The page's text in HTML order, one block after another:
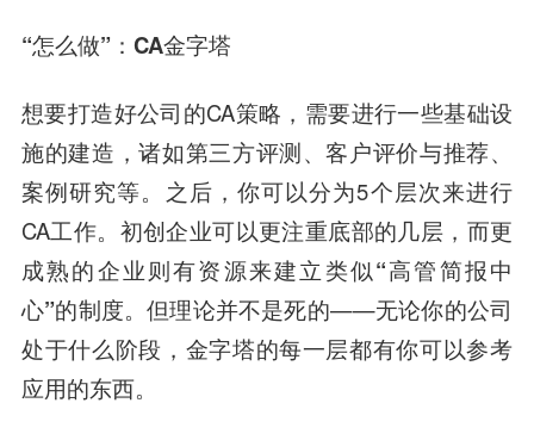
“怎么做”：CA金字塔
想要打造好公司的CA策略，需要进行一些基础设
施的建造，诸如第三方评测、客户评价与推荐、
案例研究等。之后，你可以分为5个层次来进行
CA工作。 初创企业可以更注重底部的几层，而更
成熟的企业则有资源来建立类似“高管简报中
心”的制度。但理论并不是死的——无论你的公司
处于什么阶段，金字塔的每一层都有你可以参考
应用的东西。